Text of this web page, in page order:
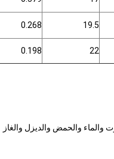
19.5
0.268
22
0.198
والماء والحمض والديزل والغاز